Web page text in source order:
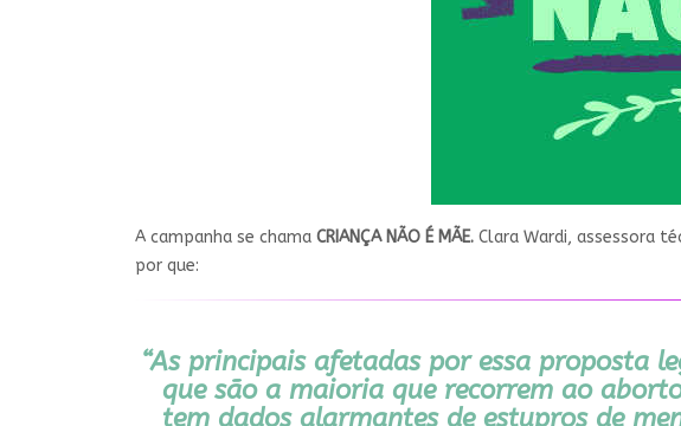
A campanha se chama CRIANÇA NÃO É MÃE. Clara Wardi, assessora
por que:
“As principais afetadas por essa proposta
que são a maioria que recorrem ao
tem dados alarmantes de estupros de